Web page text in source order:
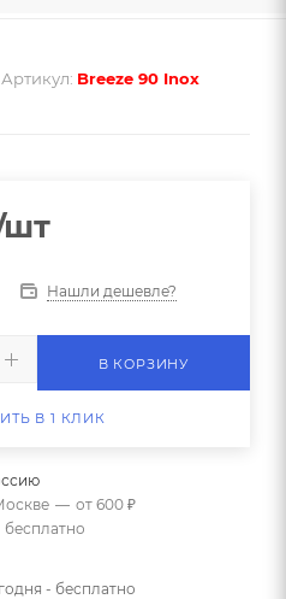
Артикул: Breeze 90 Inox
Нашли дешевле?
В КОРЗИНУ
В 1 КЛИК
— от 600 ₽
бесплатно
- бесплатно